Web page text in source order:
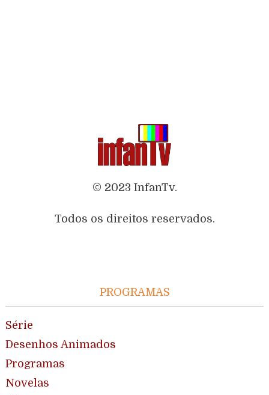
© 2023 InfanTv.
Todos os direitos reservados.
PROGRAMAS
Série
Desenhos Animados
Programas
Novelas